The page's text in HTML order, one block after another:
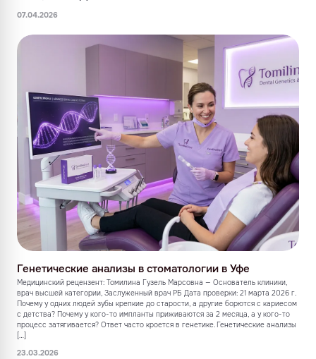
07.04.2026
Генетические анализы в стоматологии в Уфе
Медицинский рецензент: Томилина Гузель Марсовна — Основатель клиники,
врач высшей категории, Заслуженный врач РБ Дата проверки: 21 марта 2026 г.
Почему у одних людей зубы крепкие до старости, а другие борются с кариесом
с детства? Почему у кого-то импланты приживаются за 2 месяца, а у кого-то
процесс затягивается? Ответ часто кроется в генетике. Генетические анализы
[…]
23.03.2026